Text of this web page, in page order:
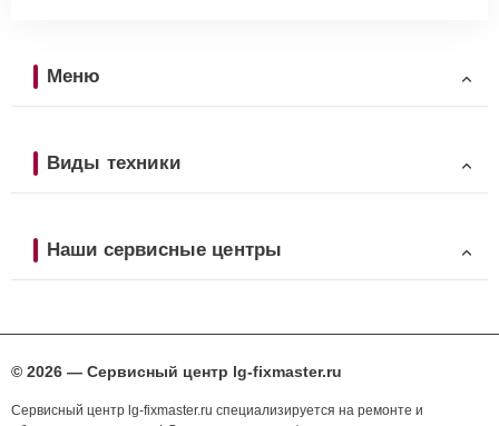
Меню
Виды техники
Наши сервисные центры
© 2026 — Сервисный центр lg-fixmaster.ru
Сервисный центр lg-fixmaster.ru специализируется на ремонте и